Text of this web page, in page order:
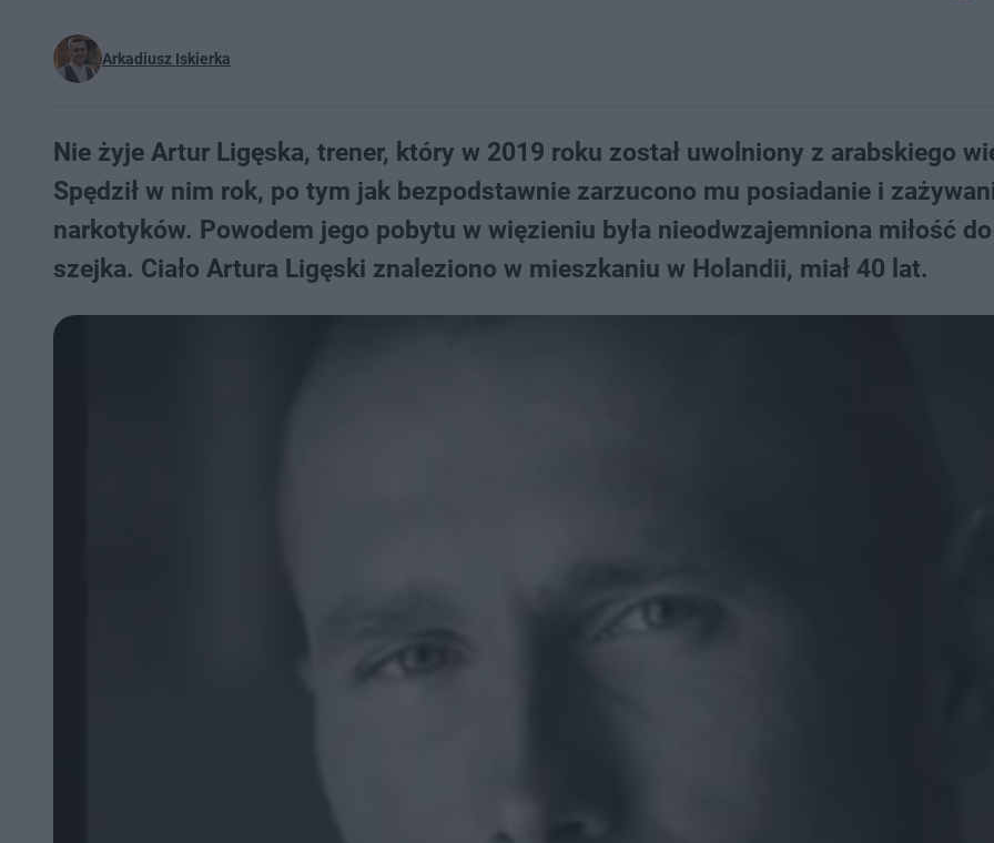
Arkadiusz Iskierka
Nie żyje Artur Ligęska, trener, który w 2019 roku został uwolniony z arabskiego
Spędził w nim rok, po tym jak bezpodstawnie zarzucono mu posiadanie i
narkotyków. Powodem jego pobytu w więzieniu była nieodwzajemniona miłość
szejka. Ciało Artura Ligęski znaleziono w mieszkaniu w Holandii, miał 40 lat.